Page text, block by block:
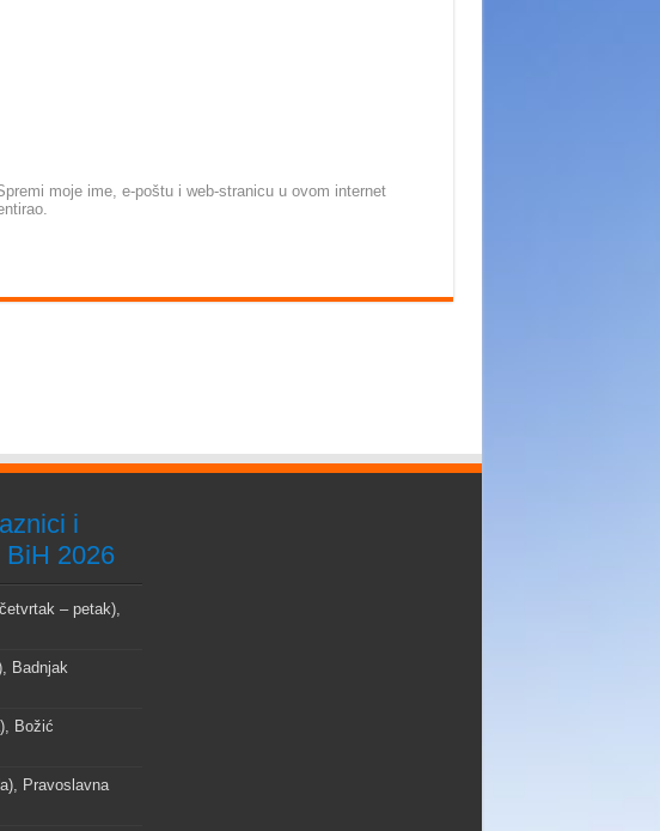
moje ime, e-poštu i web-stranicu u ovom internet
i
BiH 2026
– petak),
Badnjak
Božić
Pravoslavna